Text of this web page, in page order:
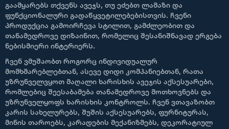
გაამყარებს თქვენს ავეჯს, თუ ეძებთ ლამაზი და
ფუნქციონალური გადაწყვეტილებებისთვის. ჩვენი
პროდუქცია გამოირჩევა სტილით, გამძლეობით და
თანამედროვე დიზაინით, რომელიც შესანიშნავად ერგება
ნებისმიერი ინტერიერს.
ჩვენ ვმუშაობთ როგორც ინდივიდუალურ
მომხმარებლებთან, ასევე დიდი კომპანიებთან, რათა
უზრუნველვყოთ მაღალი ხარისხის ავეჯის აქსესუარები,
რომლებიც შეესაბამება თანამედროვე მოთხოვნებს და
უზრუნველყოფს ხარისხის კონტროლს. ჩვენ ვთავაზობთ
კარის სახელურებს, შუშის აქსესუარებს, ფურნიტურას,
მინის თაროებს, კარადების მექანიზმებს, დეკორატიულ